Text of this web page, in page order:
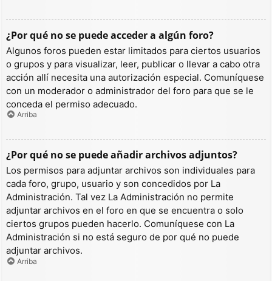
¿Por qué no se puede acceder a algún foro?
Algunos foros pueden estar limitados para ciertos usuarios
o grupos y para visualizar, leer, publicar o llevar a cabo otra
acción allí necesita una autorización especial. Comuníquese
con un moderador o administrador del foro para que se le
conceda el permiso adecuado.
Arriba
¿Por qué no se puede añadir archivos adjuntos?
Los permisos para adjuntar archivos son individuales para
cada foro, grupo, usuario y son concedidos por La
Administración. Tal vez La Administración no permite
adjuntar archivos en el foro en que se encuentra o solo
ciertos grupos pueden hacerlo. Comuníquese con La
Administración si no está seguro de por qué no puede
adjuntar archivos.
Arriba